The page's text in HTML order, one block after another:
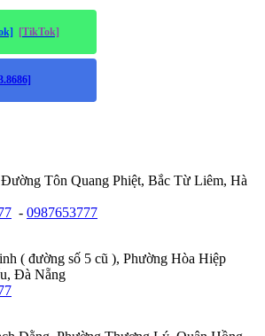
[TikTok]
Tôn Quang Phiệt, Bắc Từ Liêm, Hà
- 0987653777
( đường số 5 cũ ), Phường Hòa Hiệp
Đà Nẵng